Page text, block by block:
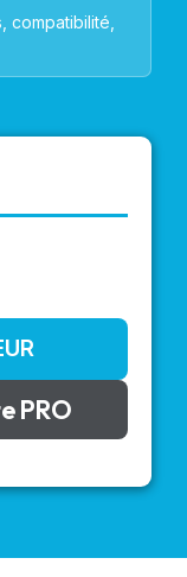
compatibilité,
PRO